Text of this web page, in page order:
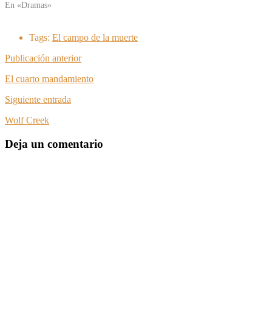
En «Dramas»
Tags: El campo de la muerte
Publicación anterior
El cuarto mandamiento
Siguiente entrada
Wolf Creek
Deja un comentario